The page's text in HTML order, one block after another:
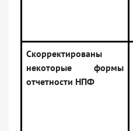
Скорректированы
некоторые формы
отчетности НПФ